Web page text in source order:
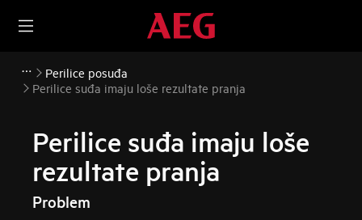
Perilice posuđa
Perilice suđa imaju loše rezultate pranja
Perilice suđa imaju loše
rezultate pranja
Problem